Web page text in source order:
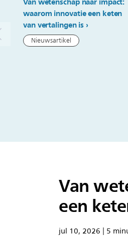
waarom innovatie een keten
van vertalingen is
Nieuwsartikel
Van
een
jul 10, 2026 | 5